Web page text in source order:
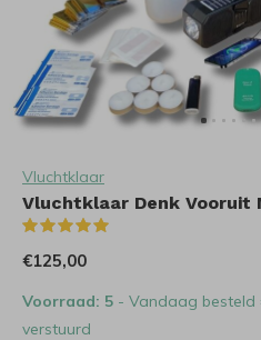
Vluchtklaar
Vluchtklaar Denk Vooruit
€125,00
Voorraad: 5 - Vandaag
verstuurd